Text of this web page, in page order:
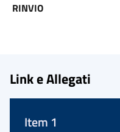
RINVIO
Link e Allegati
Item 1